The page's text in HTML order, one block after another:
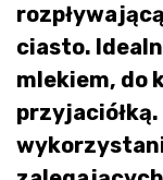
ciasto.
mlekiem, do